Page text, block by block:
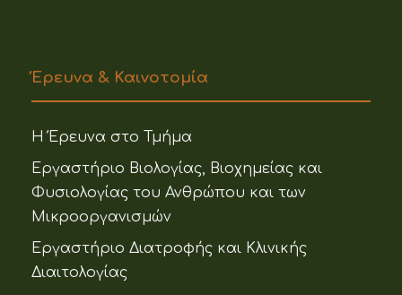
Έρευνα & Καινοτομία
Η Έρευνα στο Τμήμα
Εργαστήριο Βιολογίας, Βιοχημείας και
Φυσιολογίας του Ανθρώπου και των
Μικροοργανισμών
Εργαστήριο Διατροφής και Κλινικής
Διαιτολογίας